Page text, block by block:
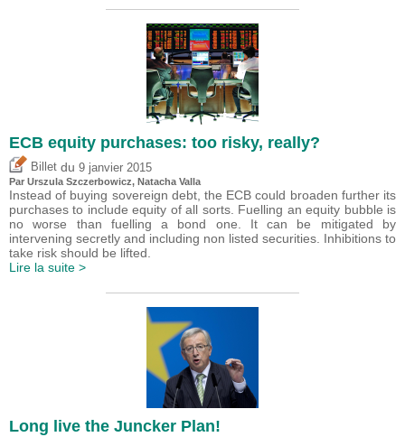
ECB equity purchases: too risky, really?
Billet du 9 janvier 2015
Par Urszula Szczerbowicz, Natacha Valla
Instead of buying sovereign debt, the ECB could broaden further its
purchases to include equity of all sorts. Fuelling an equity bubble is
no worse than fuelling a bond one. It can be mitigated by
intervening secretly and including non listed securities. Inhibitions to
take risk should be lifted.
Lire la suite >
Long live the Juncker Plan!